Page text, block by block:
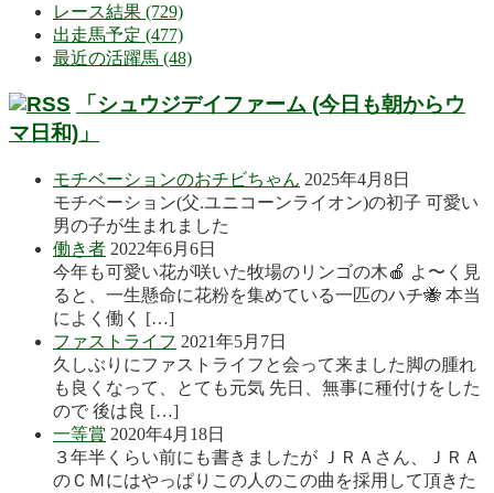
レース結果 (729)
出走馬予定 (477)
最近の活躍馬 (48)
「シュウジデイファーム (今日も朝からウ
マ日和)」
モチベーションのおチビちゃん 2025年4月8日
モチベーション(父.ユニコーンライオン)の初子 可愛い
男の子が生まれました
働き者 2022年6月6日
今年も可愛い花が咲いた牧場のリンゴの木🍎 よ〜く見
ると、一生懸命に花粉を集めている一匹のハチ🐝 本当
によく働く […]
ファストライフ 2021年5月7日
久しぶりにファストライフと会って来ました脚の腫れ
も良くなって、とても元気 先日、無事に種付けをした
ので 後は良 […]
一等賞 2020年4月18日
３年半くらい前にも書きましたが ＪＲＡさん、ＪＲＡ
のＣＭにはやっぱりこの人のこの曲を採用して頂きた